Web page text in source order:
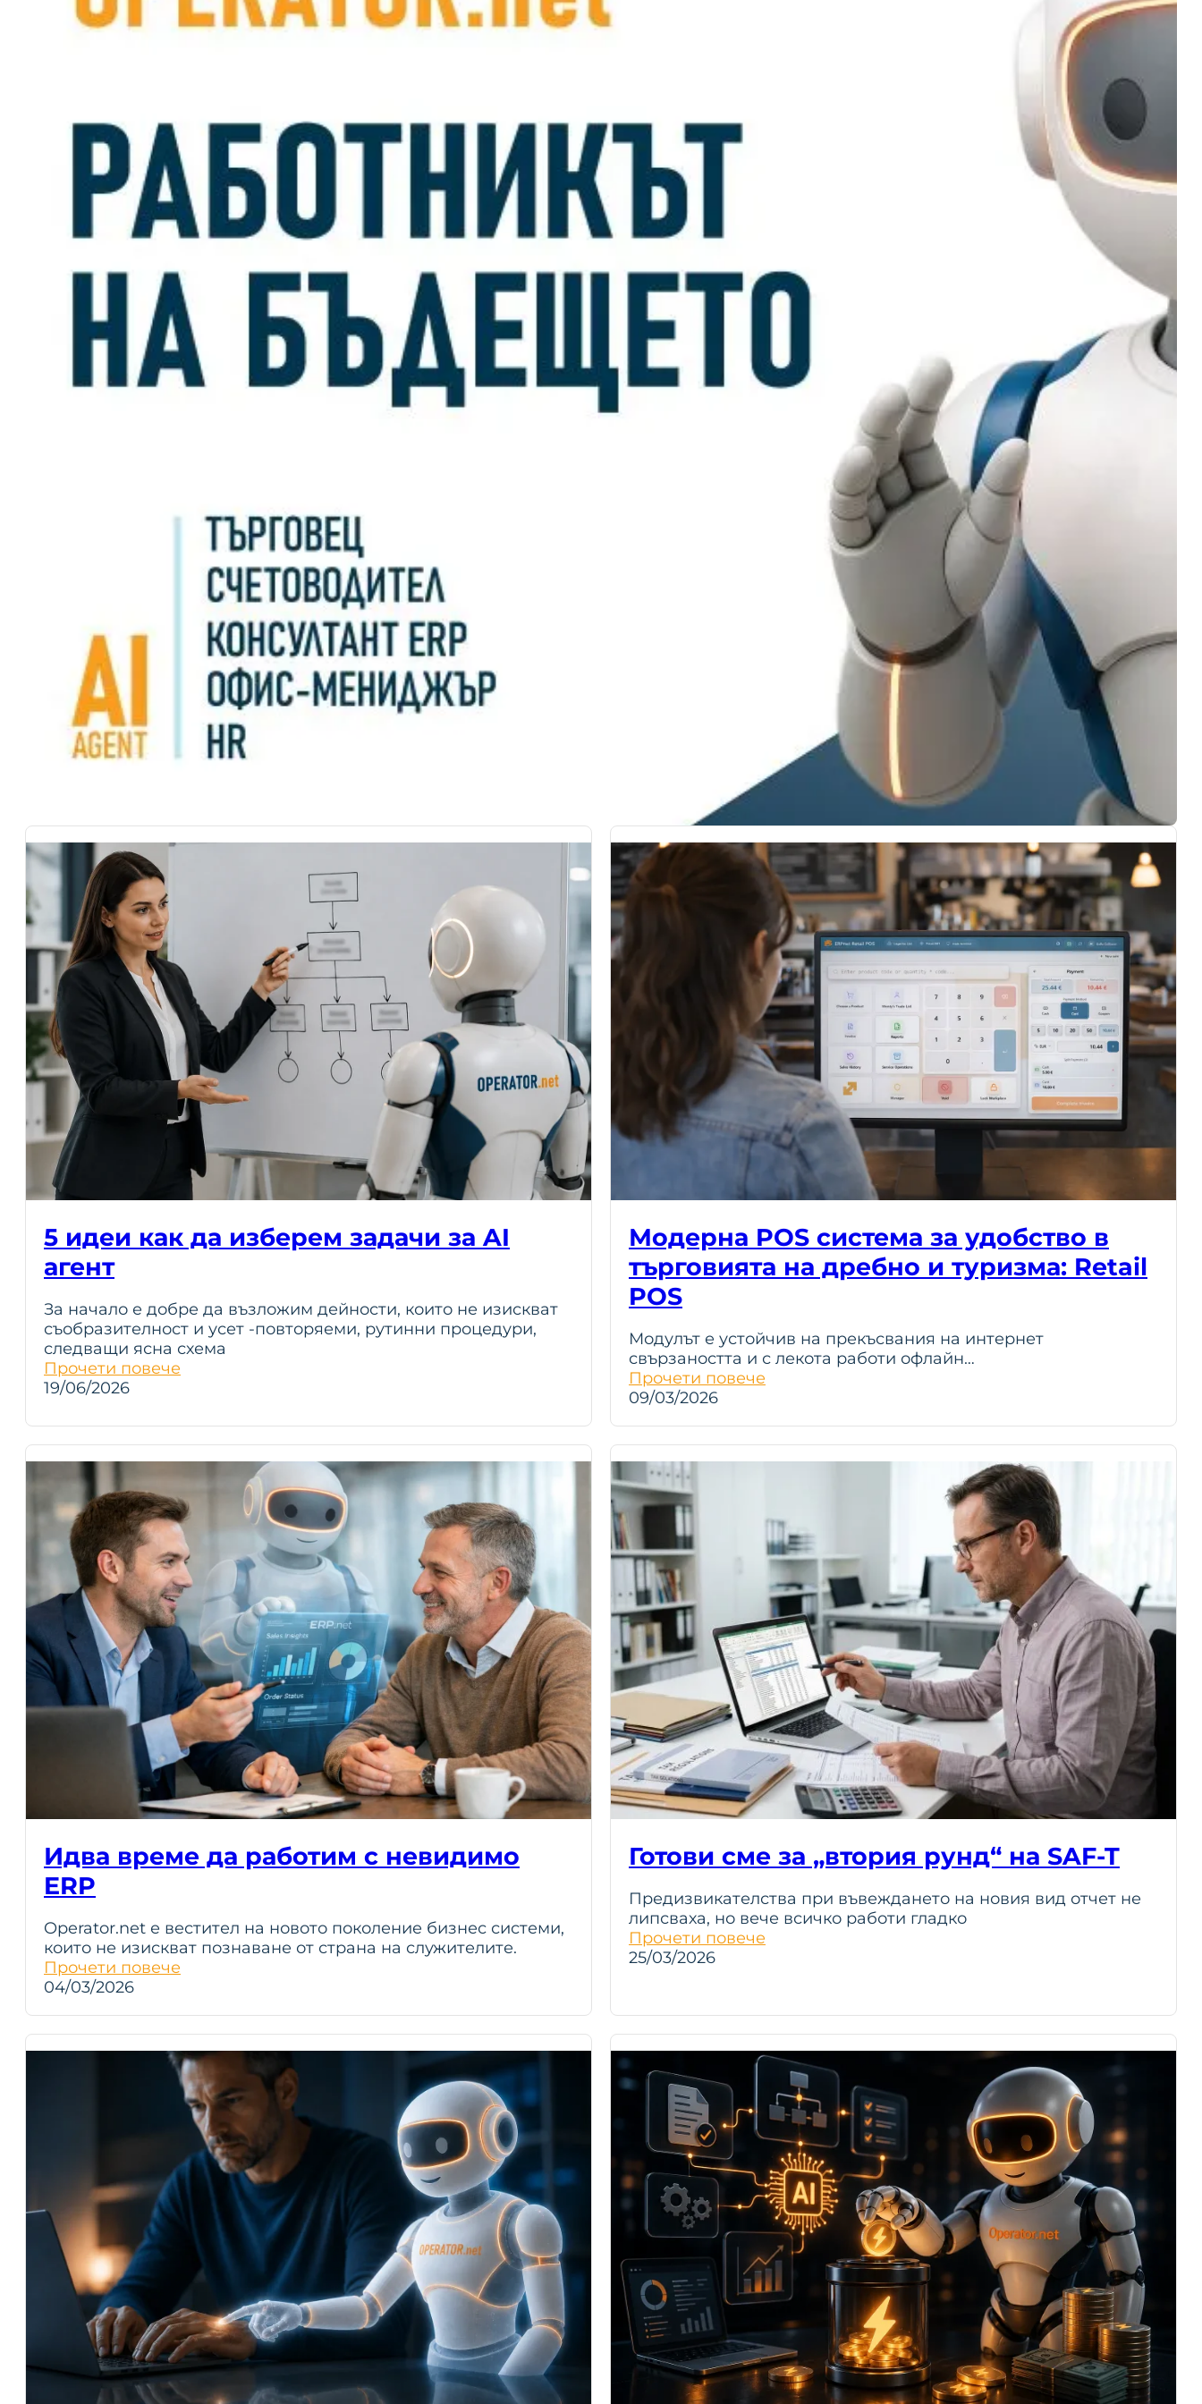
AI агентите на ERP.net рязко увеличават
бизнес ефективността: OPERATOR.net
Вече няма нужда служителите в бизнеса да познават
боравенето с ERP софтуера – сега то познава тях и изпълнява
възложенията им – благодарение на Operator.net
Прочети повече
5 идеи как да изберем задачи за AI
агент
За начало е добре да възложим дейности, които не изискват
съобразителност и усет -повторяеми, рутинни процедури,
следващи ясна схема
Прочети повече
19/06/2026
Модерна POS система за удобство в
търговията на дребно и туризма: Retail
POS
Модулът е устойчив на прекъсвания на интернет
свързаността и с лекота работи офлайн…
Прочети повече
09/03/2026
Идва време да работим с невидимо
ERP
Operator.net е вестител на новото поколение бизнес системи,
които не изискват познаване от страна на служителите.
Прочети повече
04/03/2026
Готови сме за „втория рунд“ на SAF-T
Предизвикателства при въвеждането на новия вид отчет не
липсваха, но вече всичко работи гладко
Прочети повече
25/03/2026